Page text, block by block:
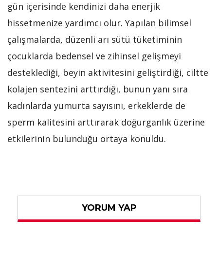
gün içerisinde kendinizi daha enerjik
hissetmenize yardımcı olur. Yapılan bilimsel
çalışmalarda, düzenli arı sütü tüketiminin
çocuklarda bedensel ve zihinsel gelişmeyi
desteklediği, beyin aktivitesini geliştirdiği, ciltte
kolajen sentezini arttırdığı, bunun yanı sıra
kadınlarda yumurta sayısını, erkeklerde de
sperm kalitesini arttırarak doğurganlık üzerine
etkilerinin bulunduğu ortaya konuldu.
YORUM YAP